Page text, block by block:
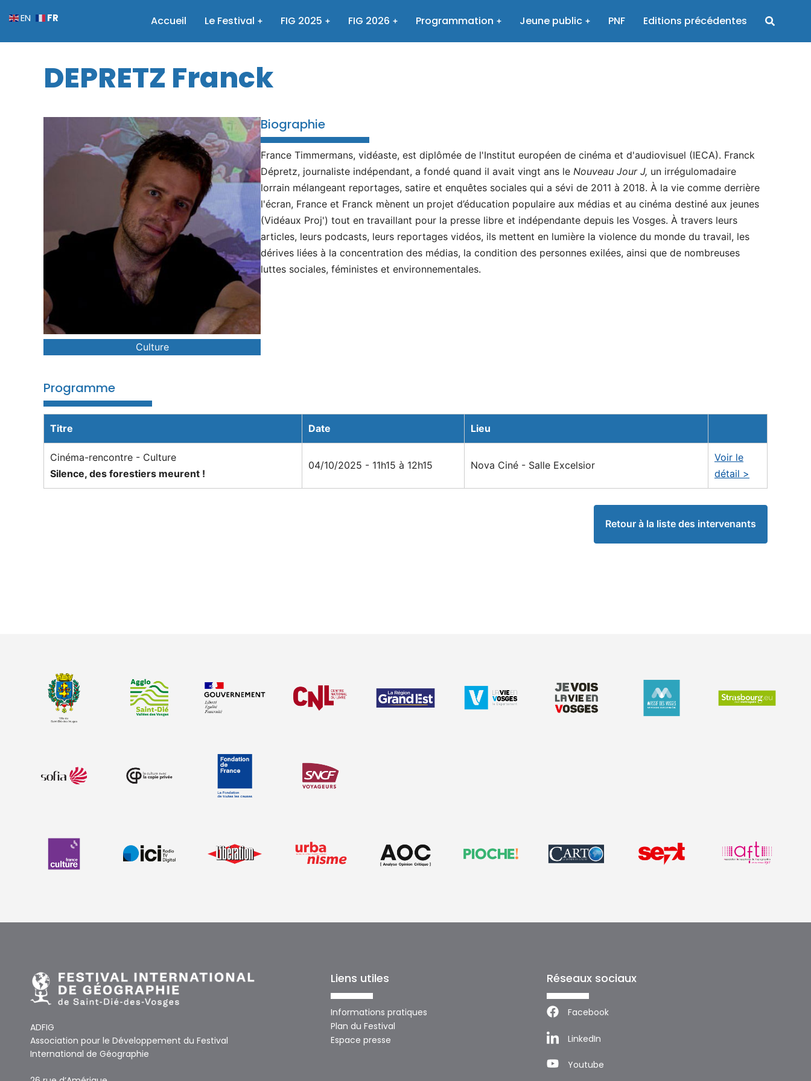
Accueil Le Festival FIG 2025 FIG 2026 Programmation Jeune public PNF Editions précédentes
DEPRETZ Franck
Culture
Biographie
France Timmermans, vidéaste, est diplômée de l'Institut européen de cinéma et d'audiovisuel (IECA). Franck
Dépretz, journaliste indépendant, a fondé quand il avait vingt ans le Nouveau Jour J, un irrégulomadaire
lorrain mélangeant reportages, satire et enquêtes sociales qui a sévi de 2011 à 2018. À la vie comme derrière
l'écran, France et Franck mènent un projet d’éducation populaire aux médias et au cinéma destiné aux jeunes
(Vidéaux Proj') tout en travaillant pour la presse libre et indépendante depuis les Vosges. À travers leurs
articles, leurs podcasts, leurs reportages vidéos, ils mettent en lumière la violence du monde du travail, les
dérives liées à la concentration des médias, la condition des personnes exilées, ainsi que de nombreuses
luttes sociales, féministes et environnementales.
Programme
Titre Date Lieu
Cinéma-rencontre - Culture
Silence, des forestiers meurent !
04/10/2025 - 11h15 à 12h15 Nova Ciné - Salle Excelsior
Voir le
détail >
Retour à la liste des intervenants
ADFIG
Association pour le Développement du Festival
International de Géographie
Liens utiles
Informations pratiques
Plan du Festival
Espace presse
Réseaux sociaux
Facebook
LinkedIn
Youtube
EN FR